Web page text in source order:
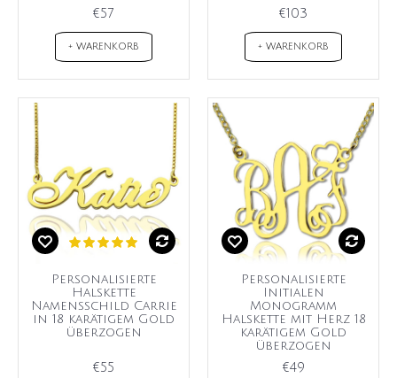
€57
+ WARENKORB
€103
+ WARENKORB
Personalisierte
Halskette
Namensschild Carrie
in 18 karätigem Gold
überzogen
€55
Personalisierte
Initialen
Monogramm
Halskette mit Herz 18
karätigem Gold
überzogen
€49